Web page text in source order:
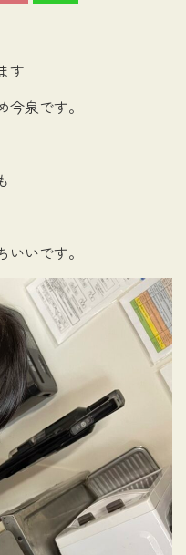
す
泉です。
いです。